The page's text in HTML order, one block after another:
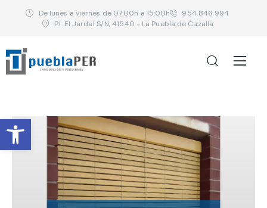
Abrir barra de herramientas
De lunes a viernes de 07:00h a 15:00h
954 846 994
P.I. El Jardal S/N, 41540 - La Puebla de Cazalla